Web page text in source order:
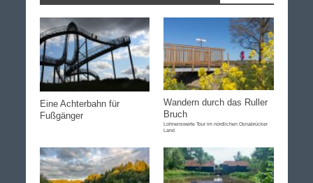
Eine Achterbahn für
Fußgänger
Wandern durch das Ruller
Bruch
Lohnenswerte Tour im nördlichen Osnabrücker
Land